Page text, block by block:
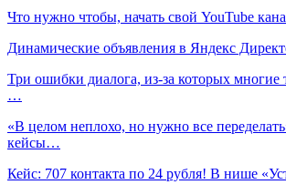
Что нужно чтобы, начать свой YouTube
Динамические объявления в Яндекс
Три ошибки диалога, из-за которых многие
…
«В целом неплохо, но нужно все
кейсы…
Кейс: 707 контакта по 24 рубля! В нише